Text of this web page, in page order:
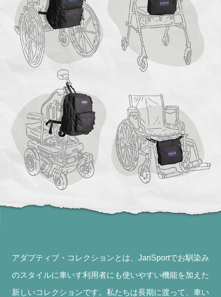
アダプティブ・コレクションとは、JanSportでお馴染み
のスタイルに車いす利用者にも使いやすい機能を加えた
新しいコレクションです。私たちは長期に渡って、車い